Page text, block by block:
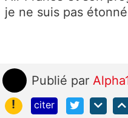
je ne suis pas
Publié par
!
citer